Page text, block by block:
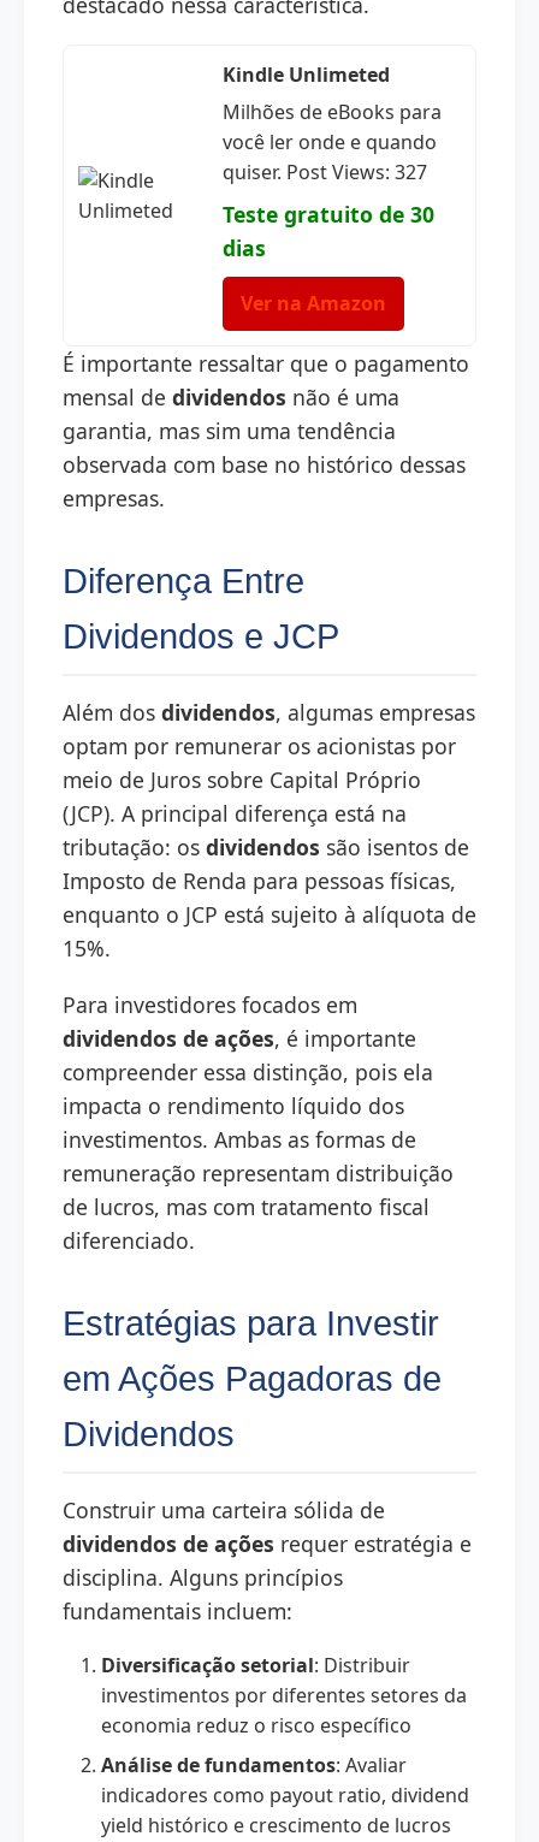
Kindle Unlimeted
Milhões de eBooks para
você ler onde e quando
quiser. Post Views: 327
Teste gratuito de 30
dias
Ver na Amazon
É importante ressaltar que o pagamento
mensal de dividendos não é uma
garantia, mas sim uma tendência
observada com base no histórico dessas
empresas.
Diferença Entre
Dividendos e JCP
Além dos dividendos, algumas empresas
optam por remunerar os acionistas por
meio de Juros sobre Capital Próprio
(JCP). A principal diferença está na
tributação: os dividendos são isentos de
Imposto de Renda para pessoas físicas,
enquanto o JCP está sujeito à alíquota de
15%.
Para investidores focados em
dividendos de ações, é importante
compreender essa distinção, pois ela
impacta o rendimento líquido dos
investimentos. Ambas as formas de
remuneração representam distribuição
de lucros, mas com tratamento fiscal
diferenciado.
Estratégias para Investir
em Ações Pagadoras de
Dividendos
Construir uma carteira sólida de
dividendos de ações requer estratégia e
disciplina. Alguns princípios
fundamentais incluem:
Diversificação setorial: Distribuir
investimentos por diferentes setores da
economia reduz o risco específico
Análise de fundamentos: Avaliar
indicadores como payout ratio, dividend
yield histórico e crescimento de lucros